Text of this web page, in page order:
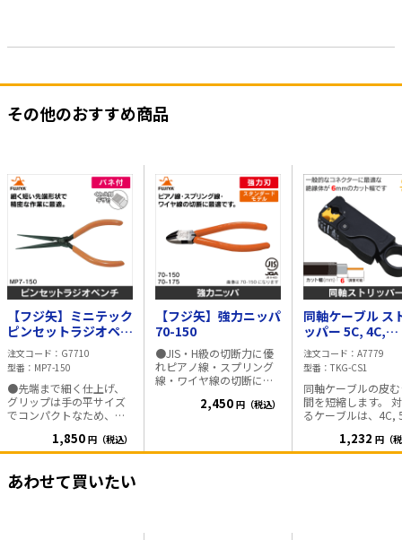
その他のおすすめ商品
【フジ矢】ミニテック
ピンセットラジオペン
チ MP7-150
注文コード
G7710
型番
MP7-150
●先端まで細く仕上げ、
グリップは手の平サイズ
でコンパクトなため、狭
げ加工、切断作業に最適
です。 ●くわえ部はギザ
を傷つけません。 ■仕様
1,850 円（税込）
【フジ矢】強力ニッパ
70-150
●JIS・H級の切断力に優
れピアノ線・スプリング
線・ワイヤ線の切断に最
を使用し完全な熱処理を
2,450 円（税込）
同軸ケーブル ス
ッパー 5C, 4C,
RG6/U, RG59に
【6mm幅設定用
注文コード
A7779
型番
TKG-CS1
同軸ケーブルの皮
間を短縮します。 対応す
るケーブルは、4C,
は、4mm, 6mm,
12mmに調節できま
1,232 円（
あわせて買いたい